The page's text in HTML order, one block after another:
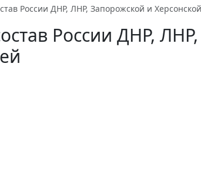
России ДНР, ЛНР, Запорожской и
России ДНР, ЛНР,